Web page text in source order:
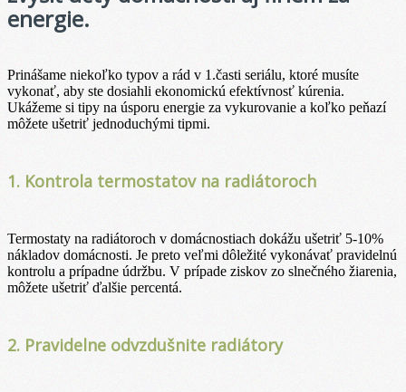
energie.
Prinášame niekoľko typov a rád v 1.časti seriálu, ktoré musíte
vykonať, aby ste dosiahli ekonomickú efektívnosť kúrenia.
Ukážeme si tipy na úsporu energie za vykurovanie a koľko peňazí
môžete ušetriť jednoduchými tipmi.
1. Kontrola termostatov na radiátoroch
Termostaty na radiátoroch v domácnostiach dokážu ušetriť 5-10%
nákladov domácnosti. Je preto veľmi dôležité vykonávať pravidelnú
kontrolu a prípadne údržbu. V prípade ziskov zo slnečného žiarenia,
môžete ušetriť ďalšie percentá.
2. Pravidelne odvzdušnite radiátory